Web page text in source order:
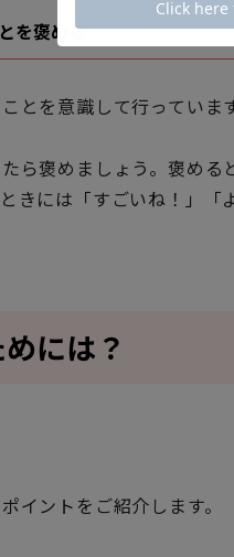
を褒める
とを意識して行っています
ら褒めましょう。褒め
きには「すごいね！」「
には？
イントをご紹介します。